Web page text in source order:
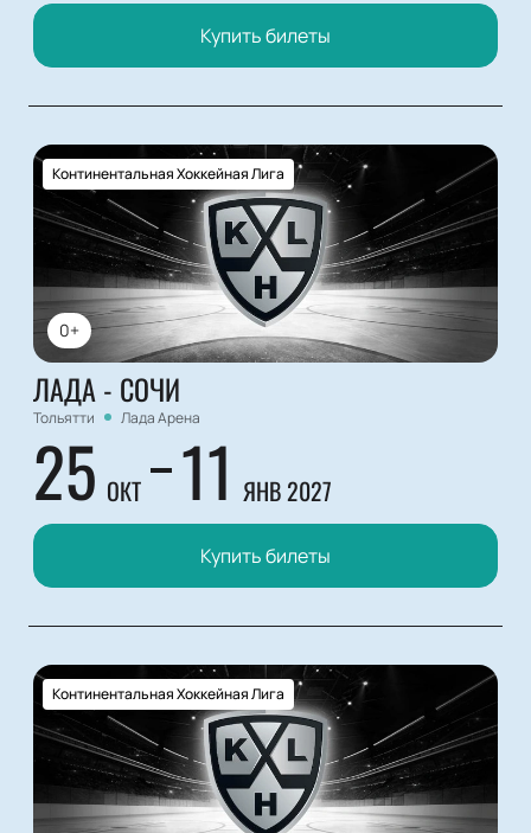
Купить билеты
0+
Континентальная Хоккейная Лига
ЛАДА - СОЧИ
Тольятти Лада Арена
25 ОКТ 11 ЯНВ 2027
Купить билеты
Континентальная Хоккейная Лига